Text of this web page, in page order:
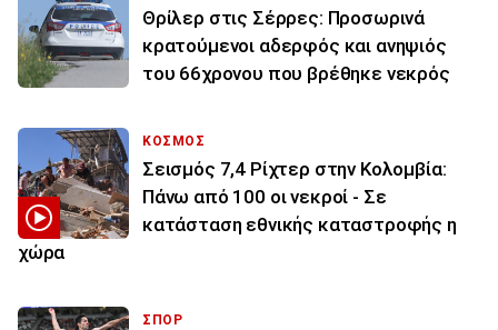
Θρίλερ στις Σέρρες: Προσωρινά
κρατούμενοι αδερφός και ανηψιός
του 66χρονου που βρέθηκε νεκρός
ΚΟΣΜΟΣ
Σεισμός 7,4 Ρίχτερ στην Κολομβία:
Πάνω από 100 οι νεκροί - Σε
κατάσταση εθνικής καταστροφής η
χώρα
ΣΠΟΡ